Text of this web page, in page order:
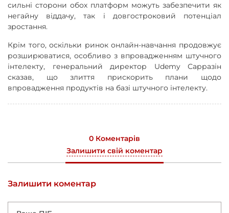
сильні сторони обох платформ можуть забезпечити як
негайну віддачу, так і довгостроковий потенціал
зростання.
Крім того, оскільки ринок онлайн-навчання продовжує
розширюватися, особливо з впровадженням штучного
інтелекту, генеральний директор Udemy Сарразін
сказав, що злиття прискорить плани щодо
впровадження продуктів на базі штучного інтелекту.
0 Коментарів
Залишити свій коментар
Залишити коментар